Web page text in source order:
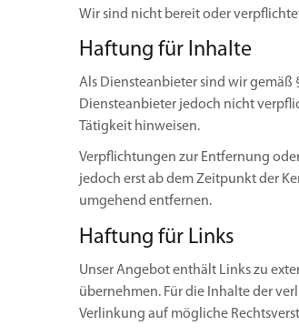
Wir sind nicht bereit oder
Haftung für Inhalte
Als Diensteanbieter sind wir gemäß
Diensteanbieter jedoch nicht
Tätigkeit hinweisen.
Verpflichtungen zur Entfernung
jedoch erst ab dem Zeitpunkt der
umgehend entfernen.
Haftung für Links
Unser Angebot enthält Links zu
übernehmen. Für die Inhalte der
Verlinkung auf mögliche